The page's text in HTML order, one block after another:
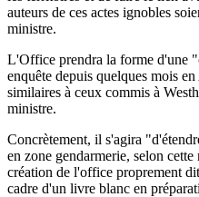
auteurs de ces actes ignobles
ministre.
L'Office prendra la forme d'une
enquête depuis quelques mois
similaires à ceux commis à
ministre.
Concrètement, il s'agira
en zone gendarmerie, selon
création de l'office proprement
cadre d'un livre blanc en